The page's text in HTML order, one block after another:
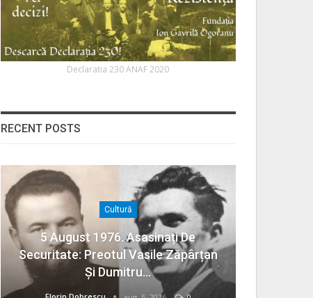
Declaratia 230 ANAF 2020
RECENT POSTS
Cultură
5 August 1976. Asasinați De
Securitate: Preotul Vasile Zăpârțan
Și Dumitru…